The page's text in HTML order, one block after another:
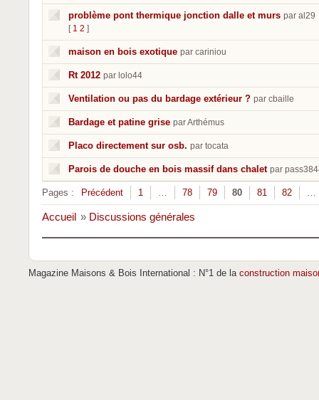
problème pont thermique jonction dalle et murs par al29
[ 1 2 ]
maison en bois exotique par cariniou
Rt 2012 par lolo44
Ventilation ou pas du bardage extérieur ? par cbaille
Bardage et patine grise par Arthémus
Placo directement sur osb. par tocata
Parois de douche en bois massif dans chalet par
Pages : Précédent 1 … 78 79 80 81 82 …
Accueil » Discussions générales
Magazine Maisons & Bois International : N°1 de la construction